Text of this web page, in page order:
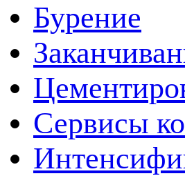
Бурение
Сервисы